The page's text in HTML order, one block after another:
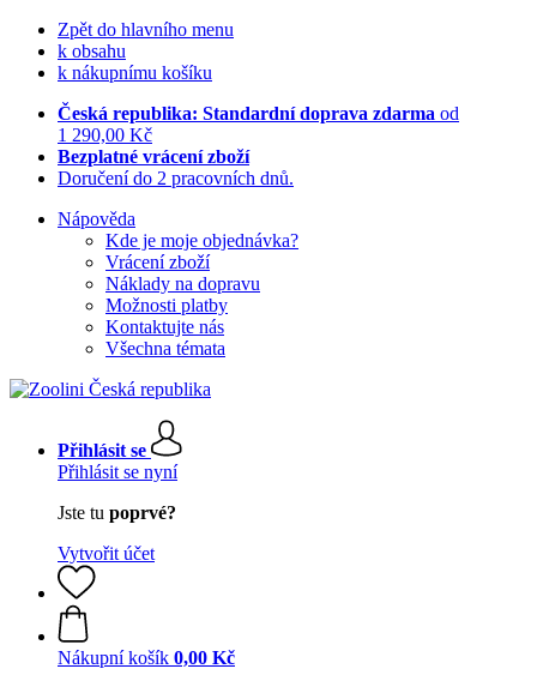
Zpět do hlavního menu
k obsahu
k nákupnímu košíku
Česká republika: Standardní doprava zdarma od
1 290,00 Kč
Bezplatné vrácení zboží
Doručení do 2 pracovních dnů.
Nápověda
Kde je moje objednávka?
Vrácení zboží
Náklady na dopravu
Možnosti platby
Kontaktujte nás
Všechna témata
Přihlásit se
Přihlásit se nyní
Jste tu poprvé?
Vytvořit účet
Nákupní košík 0,00 Kč